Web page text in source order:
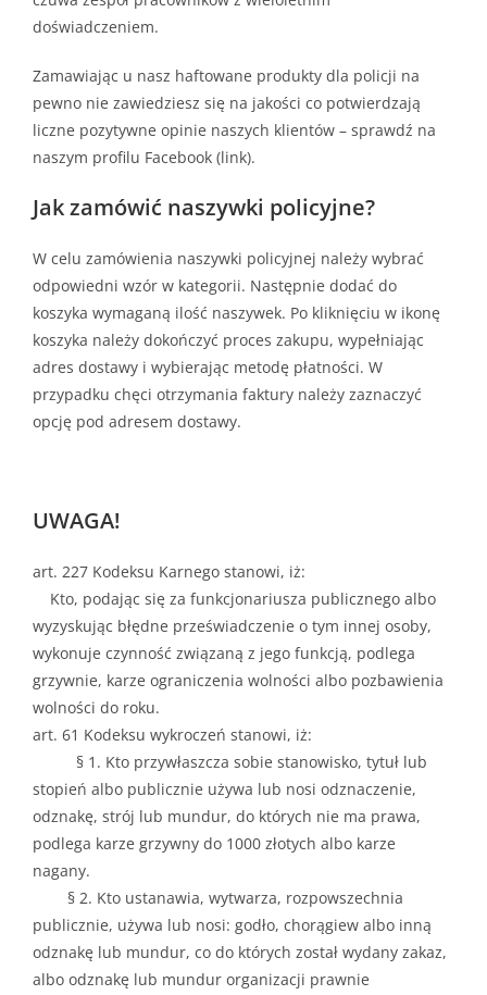
doświadczeniem.
Zamawiając u nasz haftowane produkty dla policji na
pewno nie zawiedziesz się na jakości co potwierdzają
liczne pozytywne opinie naszych klientów – sprawdź na
naszym profilu Facebook (link).
Jak zamówić naszywki policyjne?
W celu zamówienia naszywki policyjnej należy wybrać
odpowiedni wzór w kategorii. Następnie dodać do
koszyka wymaganą ilość naszywek. Po kliknięciu w ikonę
koszyka należy dokończyć proces zakupu, wypełniając
adres dostawy i wybierając metodę płatności. W
przypadku chęci otrzymania faktury należy zaznaczyć
opcję pod adresem dostawy.
UWAGA!
art. 227 Kodeksu Karnego stanowi, iż:
Kto, podając się za funkcjonariusza publicznego albo
wyzyskując błędne przeświadczenie o tym innej osoby,
wykonuje czynność związaną z jego funkcją, podlega
grzywnie, karze ograniczenia wolności albo pozbawienia
wolności do roku.
art. 61 Kodeksu wykroczeń stanowi, iż:
§ 1. Kto przywłaszcza sobie stanowisko, tytuł lub
stopień albo publicznie używa lub nosi odznaczenie,
odznakę, strój lub mundur, do których nie ma prawa,
podlega karze grzywny do 1000 złotych albo karze
nagany.
§ 2. Kto ustanawia, wytwarza, rozpowszechnia
publicznie, używa lub nosi: godło, chorągiew albo inną
odznakę lub mundur, co do których został wydany zakaz,
albo odznakę lub mundur organizacji prawnie